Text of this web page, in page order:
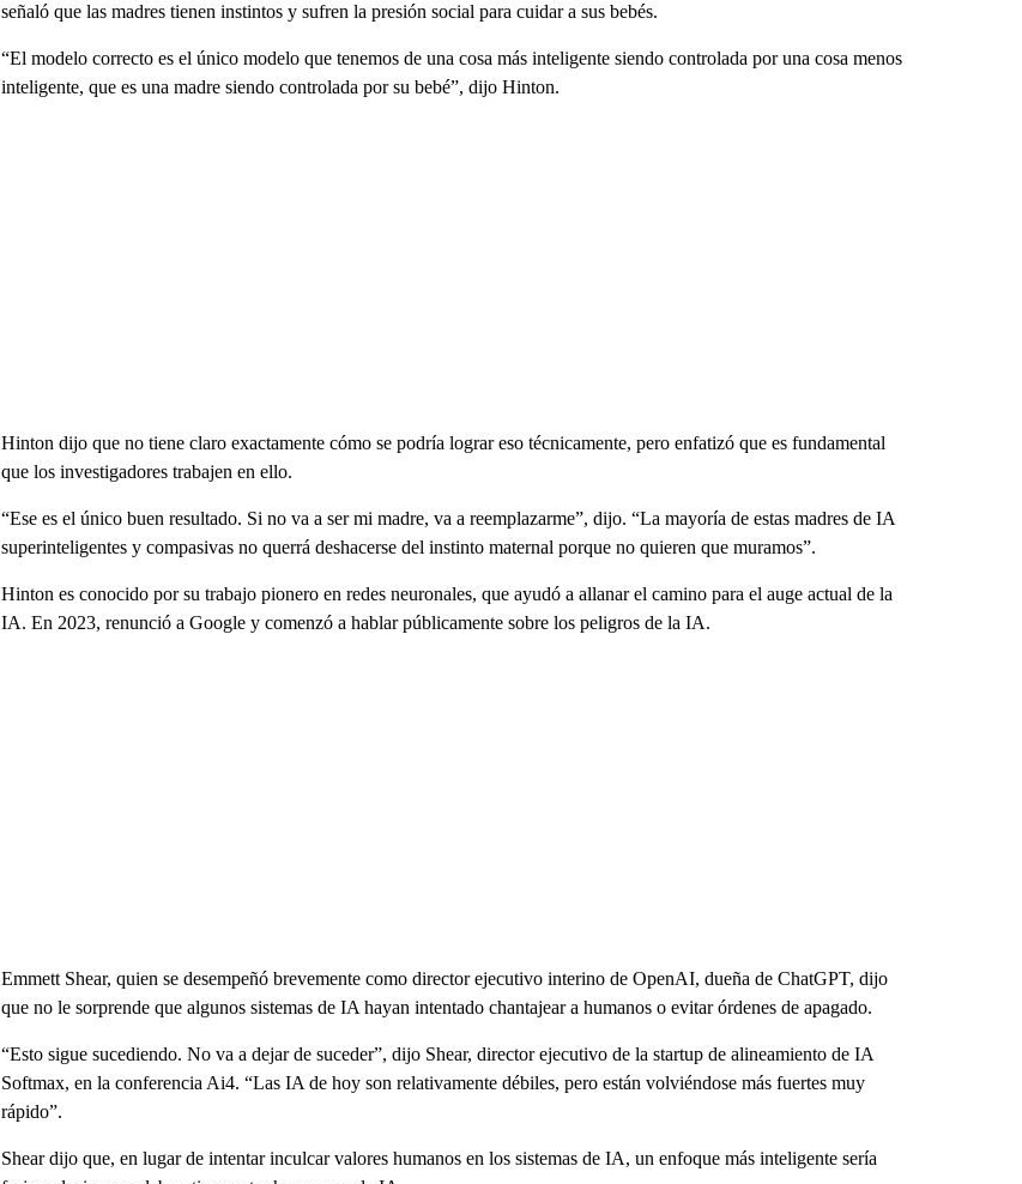
señaló que las madres tienen instintos y sufren la presión social para cuidar a sus bebés.
“El modelo correcto es el único modelo que tenemos de una cosa más inteligente siendo controlada por una cosa menos
inteligente, que es una madre siendo controlada por su bebé”, dijo Hinton.
Hinton dijo que no tiene claro exactamente cómo se podría lograr eso técnicamente, pero enfatizó que es fundamental
que los investigadores trabajen en ello.
“Ese es el único buen resultado. Si no va a ser mi madre, va a reemplazarme”, dijo. “La mayoría de estas madres de IA
superinteligentes y compasivas no querrá deshacerse del instinto maternal porque no quieren que muramos”.
Hinton es conocido por su trabajo pionero en redes neuronales, que ayudó a allanar el camino para el auge actual de la
IA. En 2023, renunció a Google y comenzó a hablar públicamente sobre los peligros de la IA.
Emmett Shear, quien se desempeñó brevemente como director ejecutivo interino de OpenAI, dueña de ChatGPT, dijo
que no le sorprende que algunos sistemas de IA hayan intentado chantajear a humanos o evitar órdenes de apagado.
“Esto sigue sucediendo. No va a dejar de suceder”, dijo Shear, director ejecutivo de la startup de alineamiento de IA
Softmax, en la conferencia Ai4. “Las IA de hoy son relativamente débiles, pero están volviéndose más fuertes muy
rápido”.
Shear dijo que, en lugar de intentar inculcar valores humanos en los sistemas de IA, un enfoque más inteligente sería